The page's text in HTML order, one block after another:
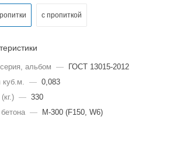
с пропиткой
альбом —
ГОСТ 13015-2012
— 0,083
— 330
— M-300 (F150, W6)